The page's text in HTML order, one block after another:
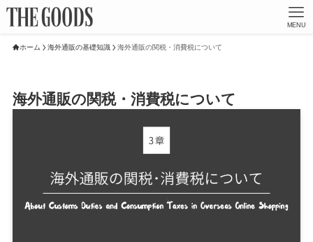
MENU
ホーム 海外通販の基礎知識 海外通販の関税・消費税について
海外通販の関税・消費税について